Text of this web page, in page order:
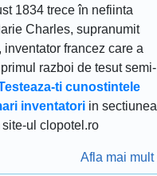
1834 trece în nefiinta
Charles, supranumit
inventator francez care a
razboi de tesut semi-
ti cunostintele
inventatori in sectiunea
ul clopotel.ro
Afla mai mult